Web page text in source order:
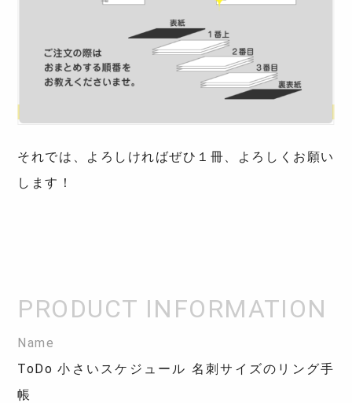
それでは、よろしければぜひ１冊、よろしくお願い
します！
Name
ToDo 小さいスケジュール 名刺サイズのリング手
帳